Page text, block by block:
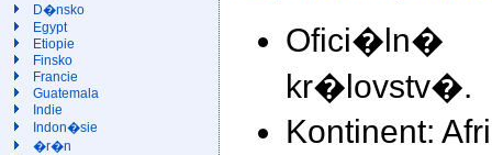
D�nsko
Egypt
Etiopie
Finsko
Francie
Guatemala
Indie
Indon�sie
�r�n
Ofici�ln�
kr�lovstv�.
Kontinent: